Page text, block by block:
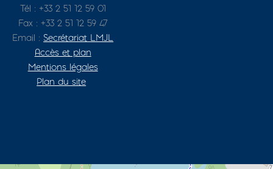
Tél : +33 2 51 12 59 01
Fax : +33 2 51 12 59 47
Email : Secrétariat LMJL
Accès et plan
Mentions légales
Plan du site